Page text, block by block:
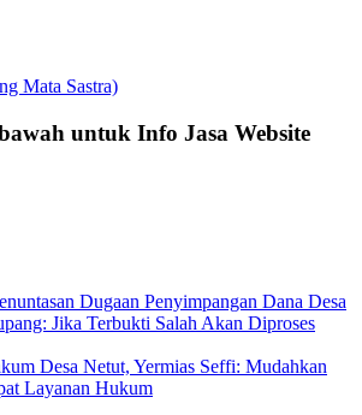
Mata Sastra)
untuk Info Jasa Website
Dugaan Penyimpangan Dana Desa
Jika Terbukti Salah Akan Diproses
Desa Netut, Yermias Seffi: Mudahkan
Layanan Hukum